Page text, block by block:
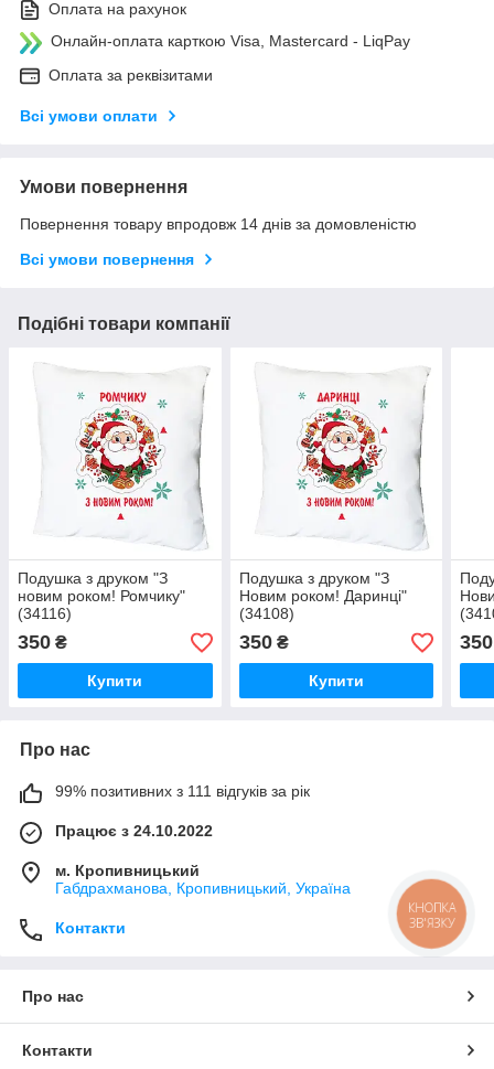
Оплата на рахунок
Онлайн-оплата карткою Visa, Mastercard - LiqPay
Оплата за реквізитами
Всі умови оплати
Умови повернення
Повернення товару впродовж 14 днів за домовленістю
Всі умови повернення
Подібні товари компанії
Подушка з друком "З
новим роком! Ромчику"
(34116)
350 ₴
Купити
Подушка з друком "З
Новим роком! Даринці"
(34108)
350₴
Купити
350
Про нас
99% позитивних з 111 відгуків за рік
Працює з 24.10.2022
м. Кропивницький
Габдрахманова, Кропивницький, Україна
Контакти
Про нас
Контакти
КНОПКА
ЗВ'ЯЗКУ